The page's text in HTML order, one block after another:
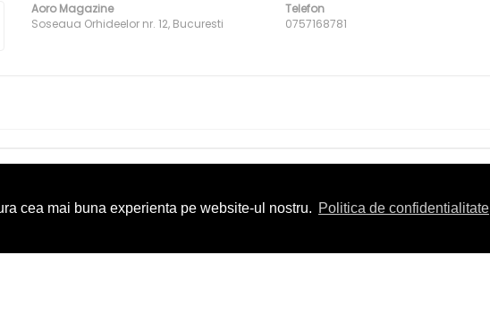
cea mai buna experienta pe website-ul nostru. Politica de confidentialitate
Aoro Magazine
Soseaua Orhideelor nr. 12, Bucuresti
Telefon
0757168781